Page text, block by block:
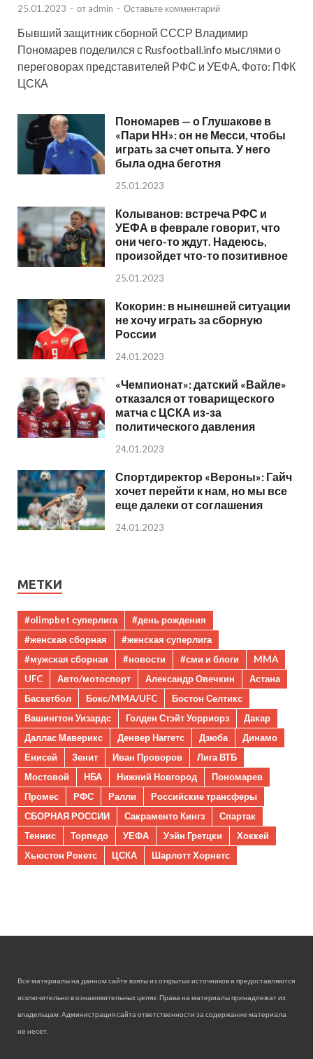
25.01.2023 - от admin - Оставьте комментарий
Бывший защитник сборной СССР Владимир
Пономарев поделился с Rusfootball.info мыслями о
переговорах представителей РФС и УЕФА. Фото: ПФК
ЦСКА
Пономарев — о Глушакове в
«Пари НН»: он не Месси, чтобы
играть за счет опыта. У него
была одна беготня
25.01.2023
Колыванов: встреча РФС и
УЕФА в феврале говорит, что
они чего-то ждут. Надеюсь,
произойдет что-то позитивное
25.01.2023
Кокорин: в нынешней ситуации
не хочу играть за сборную
России
24.01.2023
«Чемпионат»: датский «Вайле»
отказался от товарищеского
матча с ЦСКА из-за
политического давления
24.01.2023
Спортдиректор «Вероны»: Гайч
хочет перейти к нам, но мы все
еще далеки от соглашения
24.01.2023
МЕТКИ
#olimpbet суперлига
#день рождения
#женская сборная
#женская суперлига
#мужская сборная
#новости #сми и блоги
MMA
UFC
Авто/мотоспорт Александр Овечкин
Астана
Баскетбол
Бокс/MMA/UFC
Бостон Селтикс
Вашингтон Уизардс
Голден Стэйт Уорриорз
Дакар
Даллас Маверикс
Денвер Наггетс Дзюба
Динамо
Енисей
Зенит Иван Проворов
Лига ВТБ
Мостовой
НБА Нижний Новгород
Пономарев
Промес
РФС Ралли
Российские трансферы
СБОРНАЯ РОССИИ
Сакраменто Кингз
Спартак
Теннис
Торпедо УЕФА Уэйн Гретцки
Хоккей
Хьюстон Рокетс
ЦСКА Шарлотт Хорнетс
Все материалы на данном сайте взяты из открытых источников и предоставляются
исключительно в ознакомительных целях. Права на материалы принадлежат их
владельцам. Администрация сайта ответственности за содержание материала
не несет.